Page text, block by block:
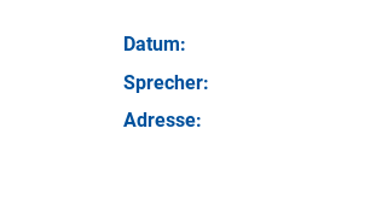
Datum:
Sprecher:
Adresse: